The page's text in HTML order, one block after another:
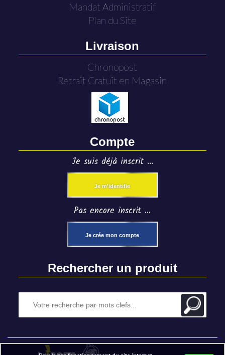
Mandat Administratif
Plan du Site
Livraison
Chronopost
Retrait Gratuit en Magasin
Compte
Je suis déjà inscrit ...
Je m'identifie
Pas encore inscrit ...
Je crée mon compte
Rechercher un produit